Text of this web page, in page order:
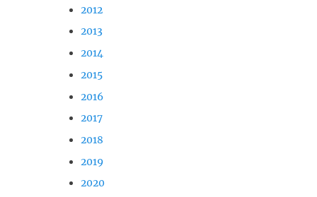
2012
2013
2014
2015
2016
2017
2018
2019
2020